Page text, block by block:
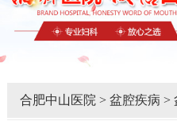
合肥中山医院 > 盆腔疾病 >